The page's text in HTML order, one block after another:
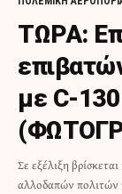
ΤΩΡΑ:
με C-
Σε εξέλιξη
αλλοδαπών